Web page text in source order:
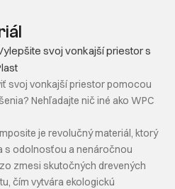
svoj vonkajší priestor s
svoj vonkajší priestor pomocou
Nehľadajte nič iné ako WPC
je revolučný materiál, ktorý
s odolnosťou a nenáročnou
zmesi skutočných drevených
čím vytvára ekologickú